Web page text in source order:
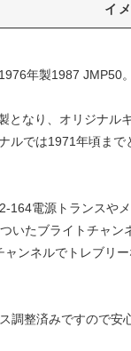
イ
年製1987 JMP50。
なり、オリジナル
では1971年頃まで
電源トランスや
いたブライトチャン
ンネルでトレブリ
調整済みですので安